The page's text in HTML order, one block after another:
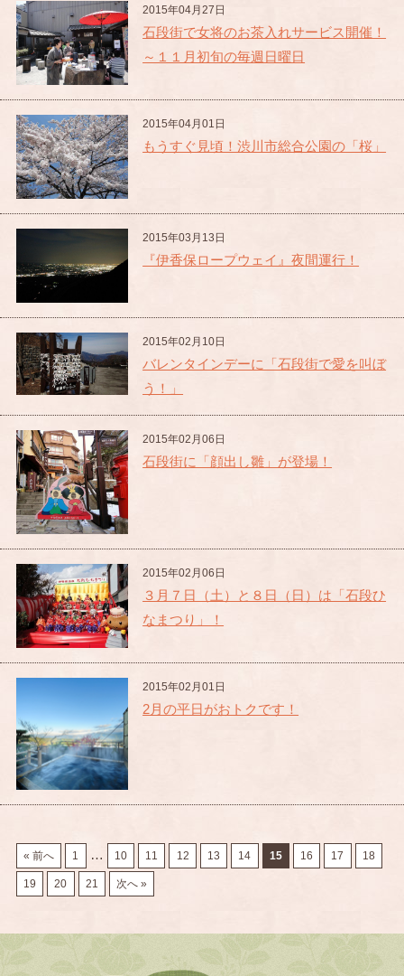
2015年04月27日
石段街で女将のお茶入れサービス開催！
～１１月初旬の毎週日曜日
2015年04月01日
もうすぐ見頃！渋川市総合公園の「桜」
2015年03月13日
『伊香保ロープウェイ』夜間運行！
2015年02月10日
バレンタインデーに「石段街で愛を叫ぼ
う！」
2015年02月06日
石段街に「顔出し雛」が登場！
2015年02月06日
３月７日（土）と８日（日）は「石段ひ
なまつり」！
2015年02月01日
2月の平日がおトクです！
« 前へ 1 … 10 11 12 13 14 15 16 17 18
19 20 21 次へ »